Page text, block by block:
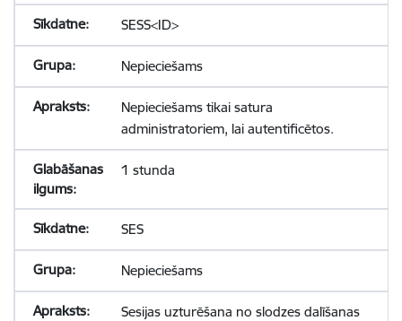
SESS<ID>
Nepieciešams
Nepieciešams tikai satura
administratoriem, lai autentificētos.
1 stunda
SES
Nepieciešams
Sesijas uzturēšana no slodzes dalīšanas